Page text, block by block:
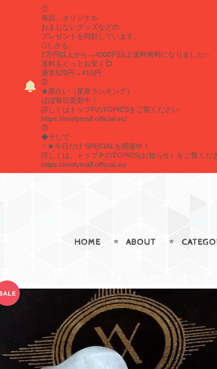
①
毎回、オリジナル
おまじないグッズなどの
プレゼントを同封しています。
🌕しかも、
1万円以上から→4000円以上送料無料になりました✨
送料もぐっとお安く💞
通常520円→410円
②
★星占い（星座ランキング）
ほぼ毎日更新中！
詳しくはトップPのTOPICSをご覧ください
https://mistymall.official.ec/
③
◆そして
✨★今日だけ SPECIALを開催中！
詳しくは、トップＰのTOPICS(お知らせ）をご覧くだ
https://mistymall.official.ec/
HOME ABOUT